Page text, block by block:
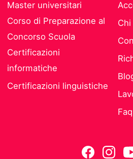
Master universitari
Corso di Preparazione al
Concorso Scuola
Certificazioni
informatiche
Certificazioni linguistiche
Faq